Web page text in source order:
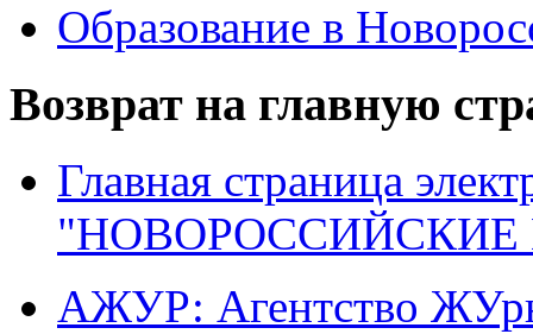
Образование в
Возврат на главную
Главная страница
"НОВОРОССИЙСКИЕ
АЖУР: Агентство